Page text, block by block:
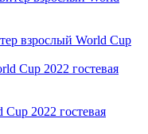
взрослый World Cup
2022 гостевая